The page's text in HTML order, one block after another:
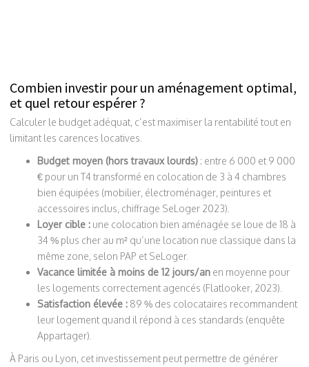
Combien investir pour un aménagement optimal,
et quel retour espérer ?
Calculer le budget adéquat, c’est maximiser la rentabilité tout en
limitant les carences locatives.
Budget moyen (hors travaux lourds) : entre 6 000 et 9 000
€ pour un T4 transformé en colocation de 3 à 4 chambres
bien équipées (mobilier, électroménager, peintures et
accessoires inclus, chiffrage SeLoger 2023).
Loyer cible : une colocation bien aménagée se loue de 18 à
34 % plus cher au m² qu’une location nue classique dans la
même zone, selon PAP et SeLoger.
Vacance limitée à moins de 12 jours/an en moyenne pour
les logements correctement agencés (Flatlooker, 2023).
Satisfaction élevée : 89 % des colocataires recommandent
leur logement quand il répond à ces standards (enquête
Appartager).
À Paris ou Lyon, cet investissement peut permettre de générer